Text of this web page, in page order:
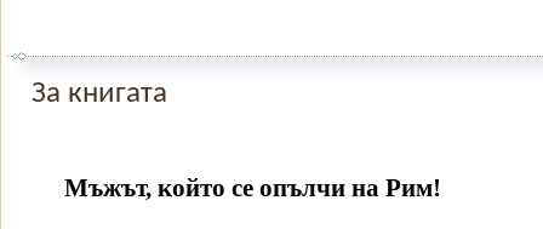
За книгата
Мъжът, който се опълчи на Рим!